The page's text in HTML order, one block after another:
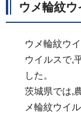
ウメ輪紋
ウメ輪紋ウ
ウイルスで,
した。
茨城県では,
メ輪紋ウイ